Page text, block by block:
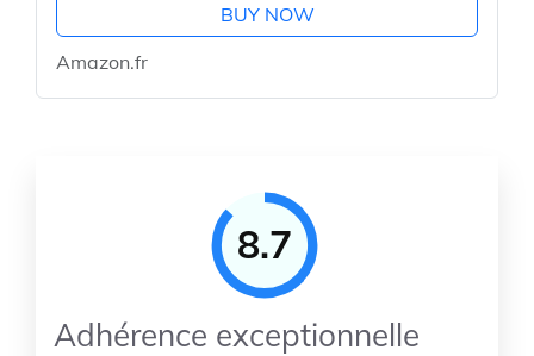
BUY NOW
Amazon.fr
8.7
Adhérence exceptionnelle